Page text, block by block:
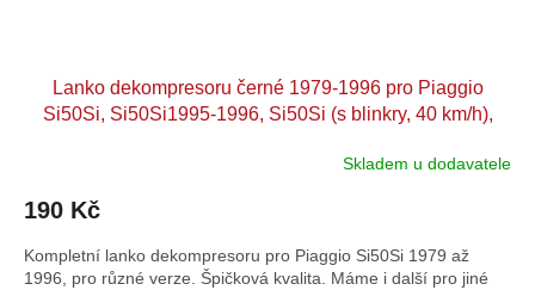
Lanko dekompresoru černé 1979-1996 pro Piaggio
Si50Si, Si50Si1995-1996, Si50Si (s blinkry, 40 km/h),
Skladem u dodavatele
190 Kč
Kompletní lanko dekompresoru pro Piaggio Si50Si 1979 až
1996, pro různé verze. Špičková kvalita. Máme i další pro jiné